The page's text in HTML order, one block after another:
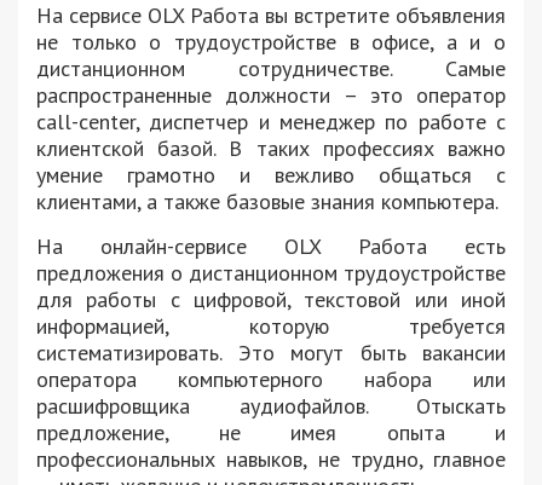
На сервисе OLX Работа вы встретите объявления
не только о трудоустройстве в офисе, а и о
дистанционном сотрудничестве. Самые
распространенные должности – это оператор
call-center, диспетчер и менеджер по работе с
клиентской базой. В таких профессиях важно
умение грамотно и вежливо общаться с
клиентами, а также базовые знания компьютера.
На онлайн-сервисе OLX Работа есть
предложения о дистанционном трудоустройстве
для работы с цифровой, текстовой или иной
информацией, которую требуется
систематизировать. Это могут быть вакансии
оператора компьютерного набора или
расшифровщика аудиофайлов. Отыскать
предложение, не имея опыта и
профессиональных навыков, не трудно, главное